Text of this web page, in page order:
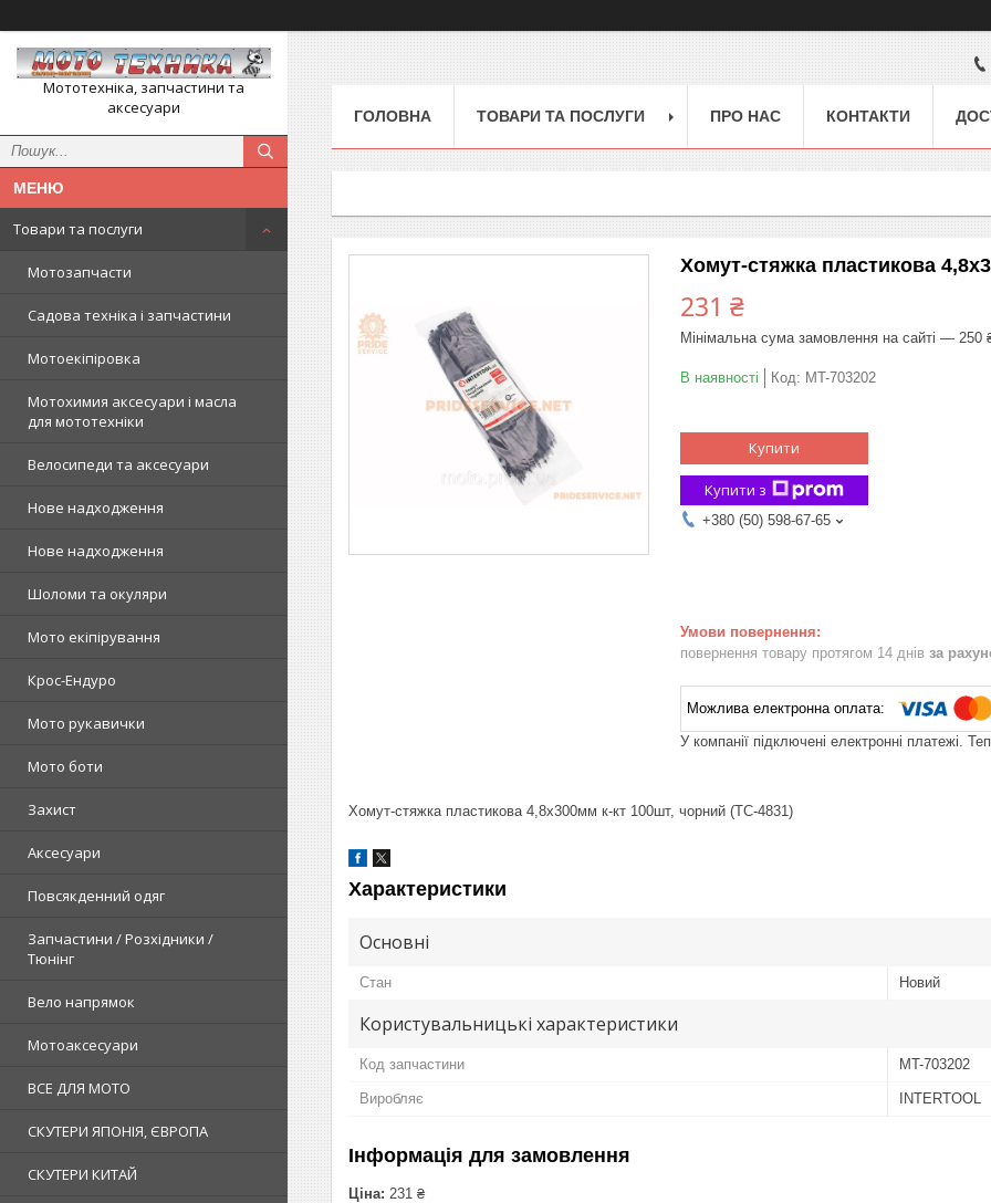
Мототехніка, запчастини та
аксесуари
Товари та послуги
Мотозапчасти
Садова техніка і запчастини
Мотоекіпіровка
Мотохимия аксесуари і масла
для мототехніки
Велосипеди та аксесуари
Нове надходження
Нове надходження
Шоломи та окуляри
Мото екіпірування
Крос-Ендуро
Мото рукавички
Мото боти
Захист
Аксесуари
Повсякденний одяг
Запчастини / Розхідники /
Тюнінг
Вело напрямок
Мотоаксесуари
ВСЕ ДЛЯ МОТО
СКУТЕРИ ЯПОНІЯ, ЄВРОПА
СКУТЕРИ КИТАЙ
ГОЛОВНА ТОВАРИ ТА ПОСЛУГИ ПРО НАС КОНТАКТИ
Хомут-стяжка пластикова
231 ₴
Мінімальна сума замовлення на сайті — 250
В наявності Код: MT-703202
Купити
Купити з
+380 (50) 598-67-65
повернення товару протягом 14 днів за
У компанії підключені електронні платежі.
Хомут-стяжка пластикова 4,8x300мм к-кт 100шт, чорний (TC-4831)
Характеристики
Основні
Стан Новий
Користувальницькі характеристики
Код запчастини MT-703202
Виробляє INTERTOOL
Інформація для замовлення
Ціна: 231 ₴